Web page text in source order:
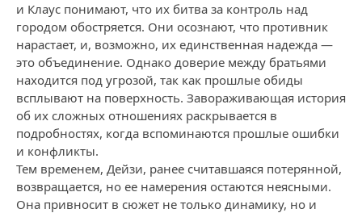
и Клаус понимают, что их битва за контроль над
городом обостряется. Они осознают, что противник
нарастает, и, возможно, их единственная надежда —
это объединение. Однако доверие между братьями
находится под угрозой, так как прошлые обиды
всплывают на поверхность. Завораживающая история
об их сложных отношениях раскрывается в
подробностях, когда вспоминаются прошлые ошибки
и конфликты.
Тем временем, Дейзи, ранее считавшаяся потерянной,
возвращается, но ее намерения остаются неясными.
Она привносит в сюжет не только динамику, но и